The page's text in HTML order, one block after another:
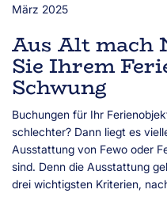
März 2025
Aus Alt mach
Sie Ihrem
Schwung
Buchungen für Ihr
schlechter? Dann liegt es
Ausstattung von Fewo oder
sind. Denn die Ausstattung
drei wichtigsten Kriterien,